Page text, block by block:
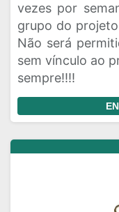
vezes por
grupo do
Não será
sem vínculo ao
sempre!!!!